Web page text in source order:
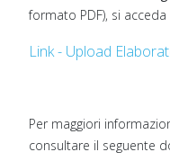
formato PDF), si
Link - Upload
Per maggiori
consultare il seguente